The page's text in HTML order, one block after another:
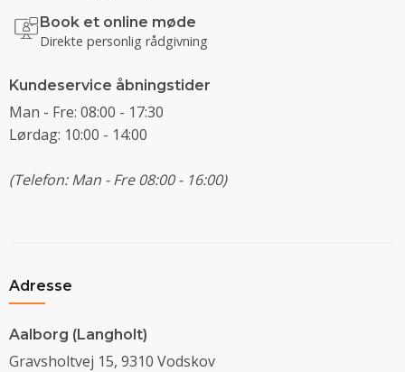
Book et online møde
Direkte personlig rådgivning
Kundeservice åbningstider
Man - Fre: 08:00 - 17:30
Lørdag: 10:00 - 14:00
(Telefon: Man - Fre 08:00 - 16:00)
Adresse
Aalborg (Langholt)
Gravsholtvej 15, 9310 Vodskov